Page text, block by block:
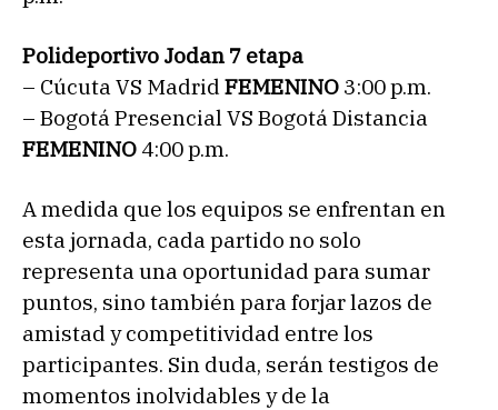
Polideportivo Jodan 7 etapa
– Cúcuta VS Madrid FEMENINO 3:00 p.m.
– Bogotá Presencial VS Bogotá Distancia
FEMENINO 4:00 p.m.
A medida que los equipos se enfrentan en
esta jornada, cada partido no solo
representa una oportunidad para sumar
puntos, sino también para forjar lazos de
amistad y competitividad entre los
participantes. Sin duda, serán testigos de
momentos inolvidables y de la